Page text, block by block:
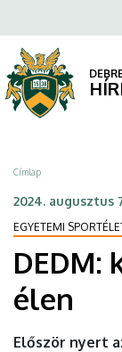
két
új
egység
az
élen
EGYETEM
a
tartalomra
Morzsa
Címlap
2024. augusztus
EGYETEMI
DEDM:
élen
Először nyert